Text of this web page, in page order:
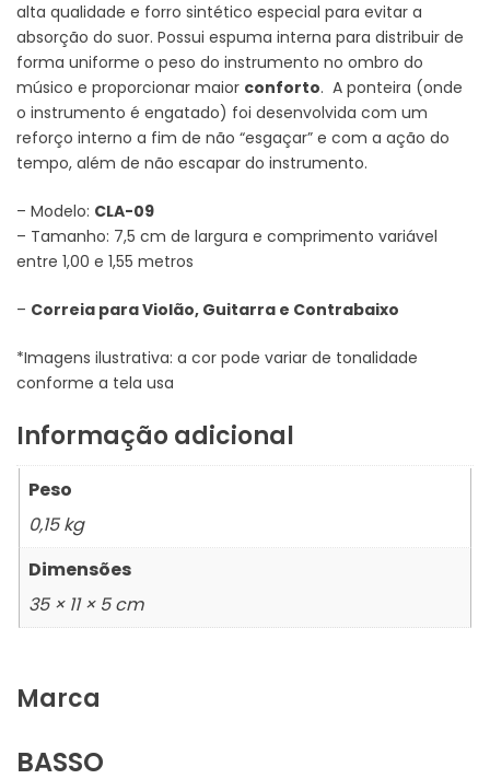
alta qualidade e forro sintético especial para evitar a
absorção do suor. Possui espuma interna para distribuir de
forma uniforme o peso do instrumento no ombro do
músico e proporcionar maior conforto. A ponteira (onde
o instrumento é engatado) foi desenvolvida com um
reforço interno a fim de não “esgaçar” e com a ação do
tempo, além de não escapar do instrumento.
– Modelo: CLA-09
– Tamanho: 7,5 cm de largura e comprimento variável
entre 1,00 e 1,55 metros
– Correia para Violão, Guitarra e Contrabaixo
*Imagens ilustrativa: a cor pode variar de tonalidade
conforme a tela usa
Informação adicional
Peso
0,15 kg
Dimensões
35 × 11 × 5 cm
Marca
BASSO